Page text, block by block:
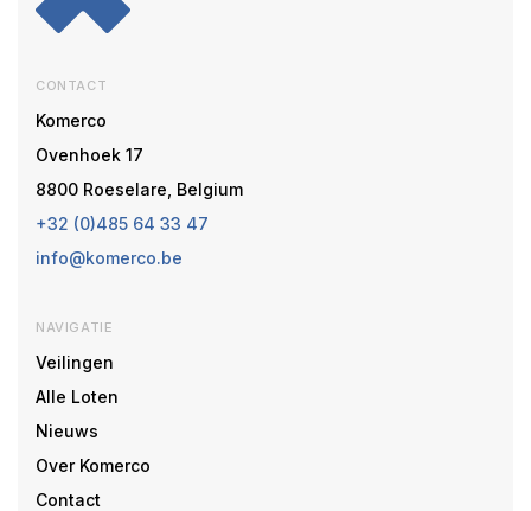
CONTACT
Komerco
Ovenhoek 17
8800 Roeselare, Belgium
+32 (0)485 64 33 47
info@komerco.be
NAVIGATIE
Veilingen
Alle Loten
Nieuws
Over Komerco
Contact